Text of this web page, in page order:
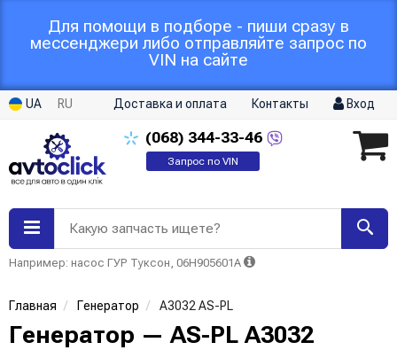
Для помощи в подборе - пиши сразу в
мессенджери либо отправляйте запрос по
VIN на сайте
UA RU Доставка и оплата Контакты Вход
(068) 344-33-46
Запрос по VIN
Какую запчасть ищете?
Например: насос ГУР Туксон, 06H905601A
Главная Генератор A3032 AS-PL
Генератор — AS-PL A3032